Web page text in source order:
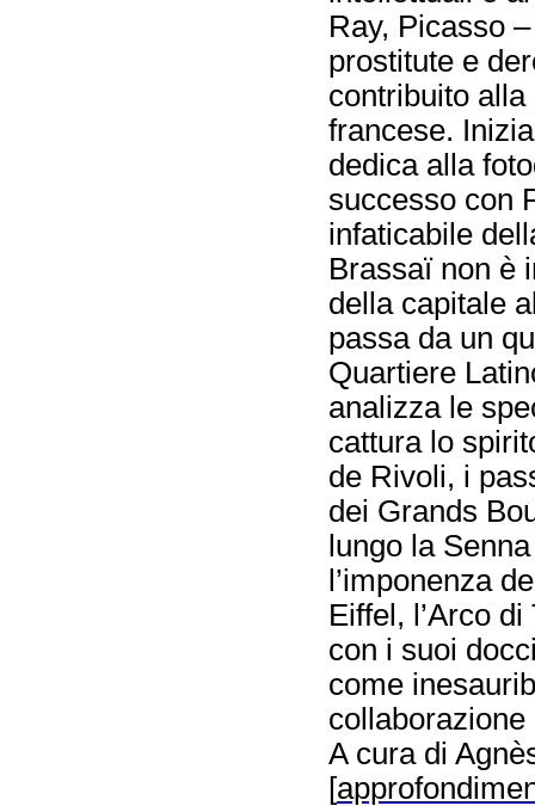
Ray, Picasso
prostitute e
contribuito
francese.
dedica alla
successo con
infaticabile
Brassaï non è
della capitale
passa da un
Quartiere
analizza le
cattura lo
de Rivoli, i
dei Grands
lungo la
l’imponenza
Eiffel, l’Arco
con i suoi
come
collaborazione
A cura di
[